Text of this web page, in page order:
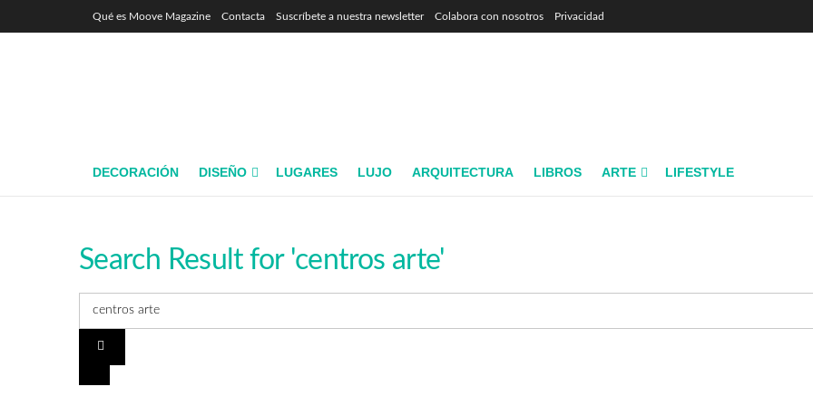
Qué es Moove Magazine Contacta Suscríbete a nuestra newsletter Colabora con nosotros Privacidad
DECORACIÓN DISEÑO LUGARES LUJO ARQUITECTURA LIBROS ARTE LIFESTYLE
Search Result for 'centros arte'